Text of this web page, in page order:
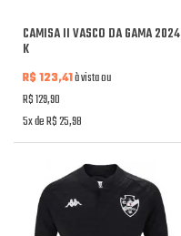
CAMISA II VASCO DA GAMA 2024
K
R$ 123,41à vista ou
R$ 129,90
5x de R$ 25,98